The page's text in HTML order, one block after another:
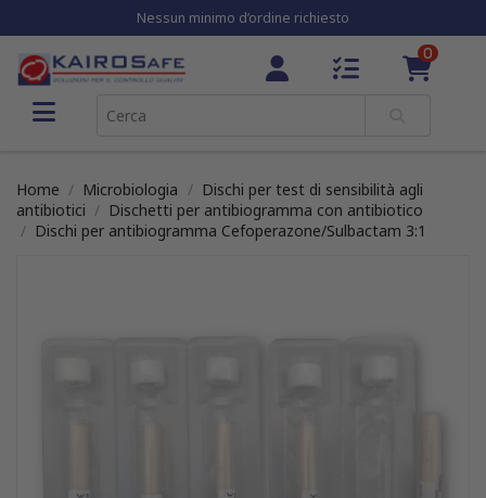
Nessun minimo d’ordine richiesto
0
Home Microbiologia
Dischi per test di sensibilità agli
antibiotici
Dischetti per antibiogramma con antibiotico
Dischi per antibiogramma Cefoperazone/Sulbactam 3:1